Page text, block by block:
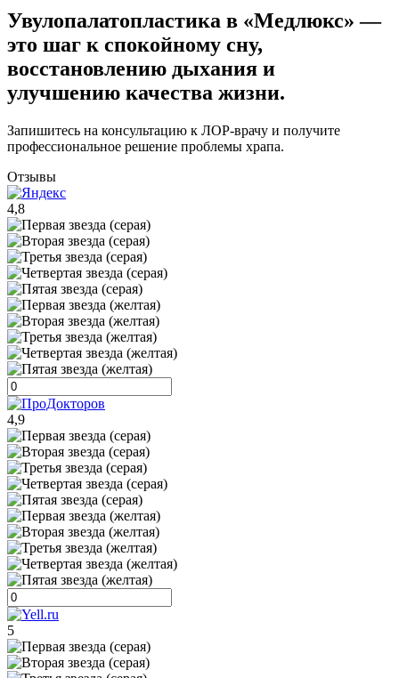
Увулопалатопластика в «Медлюкс» —
это шаг к спокойному сну,
восстановлению дыхания и
улучшению качества жизни.
Запишитесь на консультацию к ЛОР-врачу и получите
профессиональное решение проблемы храпа.
Отзывы
4,8
4,9
5